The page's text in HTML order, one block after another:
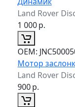
Land Rover
1 000р.
ОЕМ:
Мотор
Land Rover
900р.